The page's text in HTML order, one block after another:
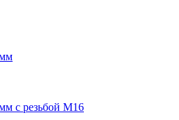
с резьбой М16